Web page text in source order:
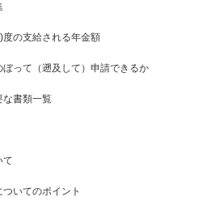
度の支給される年金額
ぼって（遡及して）申請できるか
な書類一覧
て
いてのポイント